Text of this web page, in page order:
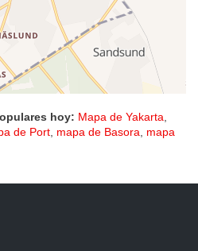
hoy: Mapa de Yakarta,
de Port, mapa de Basora, mapa